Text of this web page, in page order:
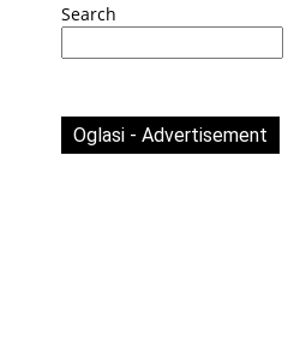
Search
Oglasi - Advertisement